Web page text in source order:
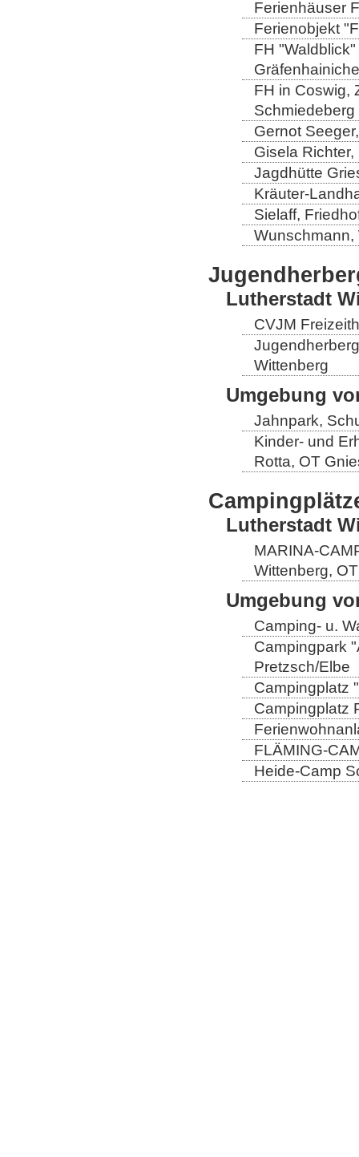
Ferienhäuser
Ferienobjekt
FH
FH in Coswig,
Schmiedeberg
Gernot
Gisela
Jagdhütte
Kräuter-
Sielaff,
Wunschmann,
Lutherstadt
CVJM
Wittenberg
Umgebung
Jahnpark,
Kinder- und
Rotta, OT
Lutherstadt
MARINA-
Wittenberg,
Umgebung
Camping- u.
Campingpark
Pretzsch/Elbe
Campingplatz
Campingplatz
FLÄMING-
Heide-Camp